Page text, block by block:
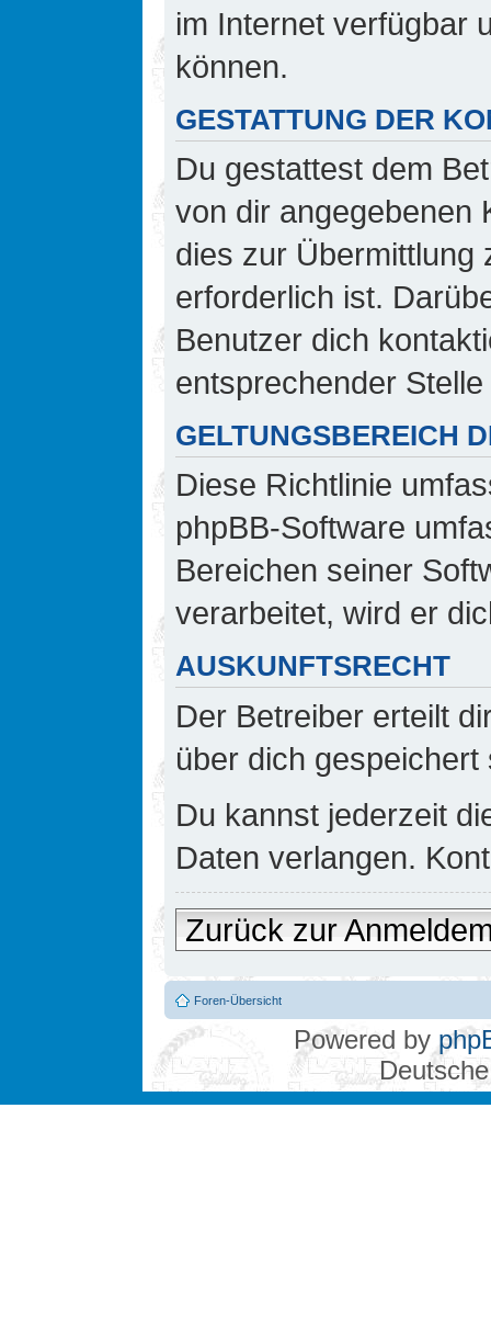
im Internet verfügbar
können.
GESTATTUNG DER
Du gestattest dem
von dir angegebenen
dies zur Übermittlung
erforderlich ist.
Benutzer dich
entsprechender
GELTUNGSBEREICH
Diese Richtlinie
phpBB-Software
Bereichen seiner
verarbeitet, wird er
AUSKUNFTSRECHT
Der Betreiber erteilt
über dich gespeichert
Du kannst jederzeit
Daten verlangen.
Zurück zur
Foren-Übersicht
Powered by